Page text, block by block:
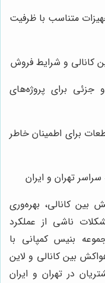
متناسب با ظرفیت
کانالی و شرایط فروش
برای پروژه‌های
برای اطمینان خاطر
تهران و ایران
بین کانالی، بهره‌وری
ناشی از عملکرد
بنیس کمپانی با
بین کانالی و لاین
در تهران و ایران